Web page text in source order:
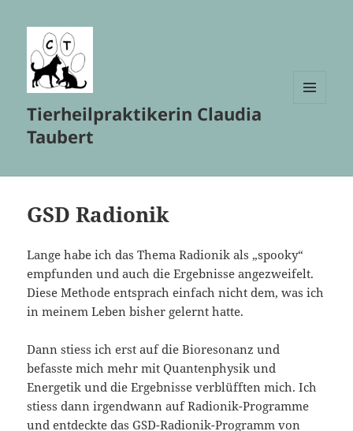
Tierheilpraktikerin Claudia
Taubert
GSD Radionik
Lange habe ich das Thema Radionik als „spooky“
empfunden und auch die Ergebnisse angezweifelt.
Diese Methode entsprach einfach nicht dem, was ich
in meinem Leben bisher gelernt hatte.
Dann stiess ich erst auf die Bioresonanz und
befasste mich mehr mit Quantenphysik und
Energetik und die Ergebnisse verblüfften mich. Ich
stiess dann irgendwann auf Radionik-Programme
und entdeckte dasGSD-Radionik-Programm von